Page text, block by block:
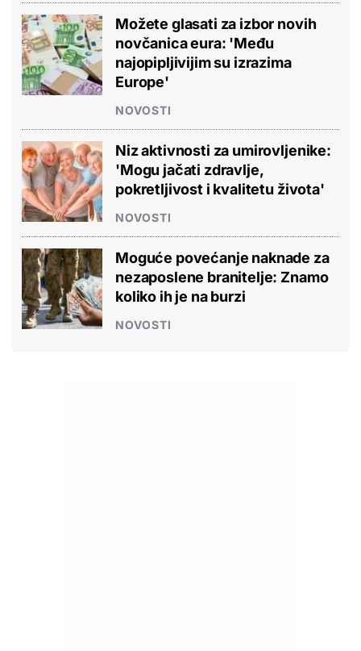
Možete glasati za izbor novih
novčanica eura: 'Među
najopipljivijim su izrazima
Europe'
NOVOSTI
Niz aktivnosti za umirovljenike:
'Mogu jačati zdravlje,
pokretljivost i kvalitetu života'
NOVOSTI
Moguće povećanje naknade za
nezaposlene branitelje: Znamo
koliko ih je na burzi
NOVOSTI